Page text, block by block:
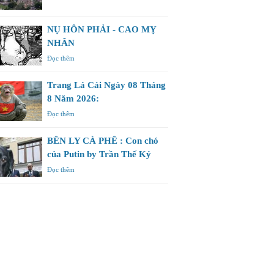
NỤ HÔN PHẢI - CAO MỴ
NHÂN
Đọc thêm
Trang Lá Cải Ngày 08 Tháng
8 Năm 2026:
Đọc thêm
BÊN LY CÀ PHÊ : Con chó
của Putin by Trần Thế Kỷ
Đọc thêm